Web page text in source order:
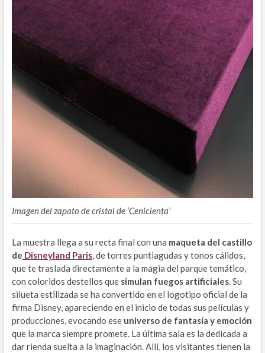
Imagen del zapato de cristal de ‘Cenicienta’
La muestra llega a su recta final con una maqueta del castillo
de Disneyland Paris, de torres puntiagudas y tonos cálidos,
que te traslada directamente a la magia del parque temático,
con coloridos destellos que simulan fuegos artificiales. Su
silueta estilizada se ha convertido en el logotipo oficial de la
firma Disney, apareciendo en el inicio de todas sus películas y
producciones, evocando ese universo de fantasía y emoción
que la marca siempre promete. La última sala es la dedicada a
dar rienda suelta a la imaginación. Allí, los visitantes tienen la